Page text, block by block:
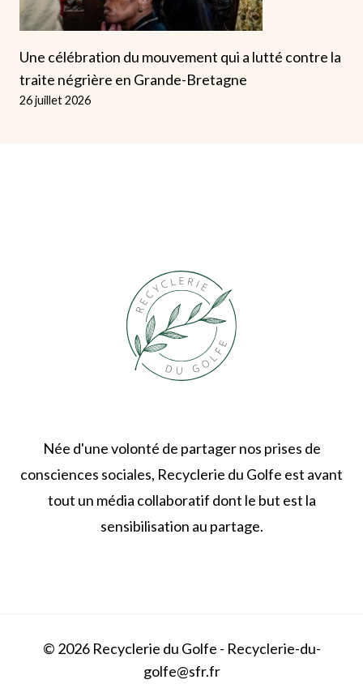
Une célébration du mouvement qui a lutté contre la
traite négrière en Grande-Bretagne
26 juillet 2026
Née d'une volonté de partager nos prises de
consciences sociales, Recyclerie du Golfe est avant
tout un média collaboratif dont le but est la
sensibilisation au partage.
© 2026 Recyclerie du Golfe - Recyclerie-du-
golfe@sfr.fr